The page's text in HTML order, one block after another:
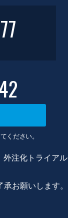
ください。
注化トライアル
お願いします。